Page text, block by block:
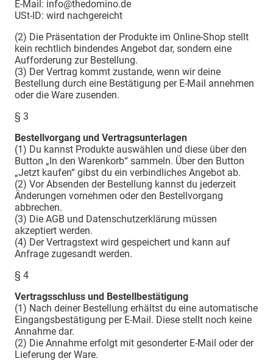
E-Mail: info@thedomino.de
USt-ID: wird nachgereicht
(2) Die Präsentation der Produkte im Online-Shop stellt
kein rechtlich bindendes Angebot dar, sondern eine
Aufforderung zur Bestellung.
(3) Der Vertrag kommt zustande, wenn wir deine
Bestellung durch eine Bestätigung per E-Mail annehmen
oder die Ware zusenden.
§ 3
Bestellvorgang und Vertragsunterlagen
(1) Du kannst Produkte auswählen und diese über den
Button „In den Warenkorb“ sammeln. Über den Button
„Jetzt kaufen“ gibst du ein verbindliches Angebot ab.
(2) Vor Absenden der Bestellung kannst du jederzeit
Änderungen vornehmen oder den Bestellvorgang
abbrechen.
(3) Die AGB und Datenschutzerklärung müssen
akzeptiert werden.
(4) Der Vertragstext wird gespeichert und kann auf
Anfrage zugesandt werden.
§ 4
Vertragsschluss und Bestellbestätigung
(1) Nach deiner Bestellung erhältst du eine automatische
Eingangsbestätigung per E-Mail. Diese stellt noch keine
Annahme dar.
(2) Die Annahme erfolgt mit gesonderter E-Mail oder der
Lieferung der Ware.